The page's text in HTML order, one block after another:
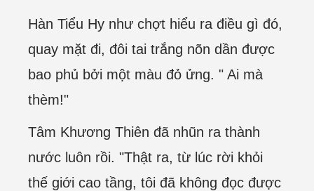
Hàn Tiểu Hy như chợt hiểu ra điều gì đó,
quay mặt đi, đôi tai trắng nõn dần được
bao phủ bởi một màu đỏ ửng. " Ai mà
thèm!"
Tâm Khương Thiên đã nhũn ra thành
nước luôn rồi. "Thật ra, từ lúc rời khỏi
thế giới cao tầng, tôi đã không đọc được